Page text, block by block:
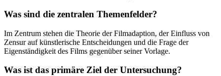
Was sind die zentralen Themenfelder?
Im Zentrum stehen die Theorie der Filmadaption, der Einfluss von
Zensur auf künstlerische Entscheidungen und die Frage der
Eigenständigkeit des Films gegenüber seiner Vorlage.
Was ist das primäre Ziel der Untersuchung?